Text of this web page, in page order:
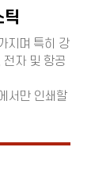
틱
지며 특히 강
전자 및 항공
서만 인쇄할